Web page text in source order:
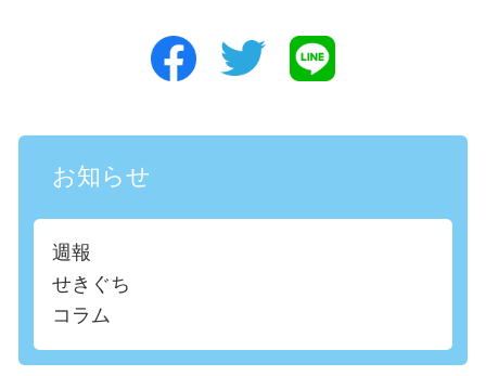
お知らせ
週報
せきぐち
コラム